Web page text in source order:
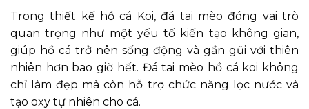
Trong thiết kế hồ cá Koi, đá tai mèo đóng vai trò
quan trọng như một yếu tố kiến tạo không gian,
giúp hồ cá trở nên sống động và gần gũi với thiên
nhiên hơn bao giờ hết. Đá tai mèo hồ cá koi không
chỉ làm đẹp mà còn hỗ trợ chức năng lọc nước và
tạo oxy tự nhiên cho cá.